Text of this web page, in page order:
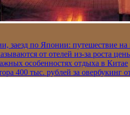
заезд по Японии: путешествие
от отелей из-за роста
особенностях отдыха в Китае
400 тыс. рублей за овербукинг